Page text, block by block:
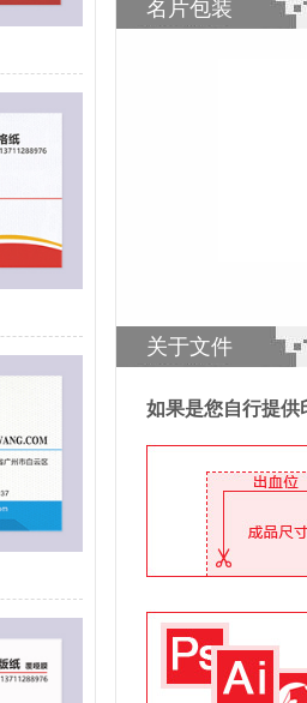
名片包装
关于文件
如果是您自行提供